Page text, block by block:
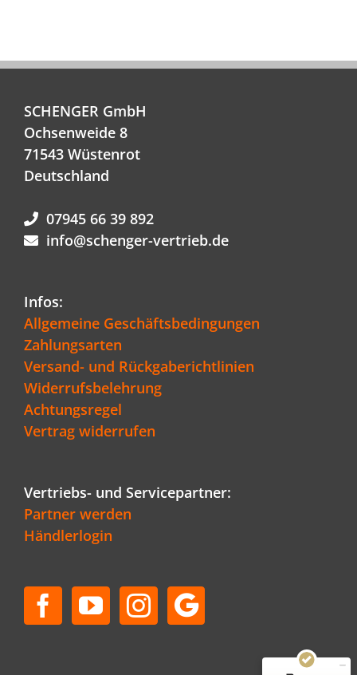
SCHENGER GmbH
Ochsenweide 8
71543 Wüstenrot
Deutschland
07945 66 39 892
info@schenger-vertrieb.de
Infos:
Allgemeine Geschäftsbedingungen
Zahlungsarten
Versand- und Rückgaberichtlinien
Widerrufsbelehrung
Achtungsregel
Vertrag widerrufen
Vertriebs- und Servicepartner:
Partner werden
Händlerlogin
SEHR GUT